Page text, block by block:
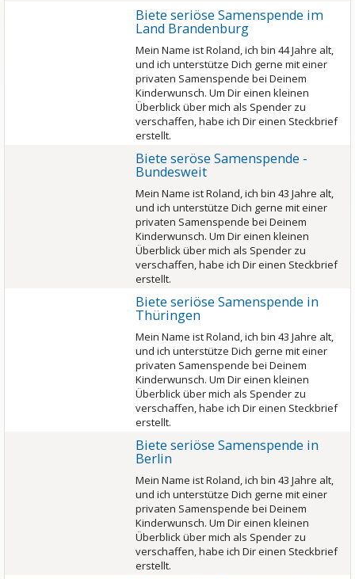
Biete seriöse Samenspende im
Land Brandenburg
Mein Name ist Roland, ich bin 44 Jahre alt,
und ich unterstütze Dich gerne mit einer
privaten Samenspende bei Deinem
Kinderwunsch. Um Dir einen kleinen
Überblick über mich als Spender zu
verschaffen, habe ich Dir einen Steckbrief
erstellt.
Biete seröse Samenspende -
Bundesweit
Mein Name ist Roland, ich bin 43 Jahre alt,
und ich unterstütze Dich gerne mit einer
privaten Samenspende bei Deinem
Kinderwunsch. Um Dir einen kleinen
Überblick über mich als Spender zu
verschaffen, habe ich Dir einen Steckbrief
erstellt.
Biete seriöse Samenspende in
Thüringen
Mein Name ist Roland, ich bin 43 Jahre alt,
und ich unterstütze Dich gerne mit einer
privaten Samenspende bei Deinem
Kinderwunsch. Um Dir einen kleinen
Überblick über mich als Spender zu
verschaffen, habe ich Dir einen Steckbrief
erstellt.
Biete seriöse Samenspende in
Berlin
Mein Name ist Roland, ich bin 43 Jahre alt,
und ich unterstütze Dich gerne mit einer
privaten Samenspende bei Deinem
Kinderwunsch. Um Dir einen kleinen
Überblick über mich als Spender zu
verschaffen, habe ich Dir einen Steckbrief
erstellt.